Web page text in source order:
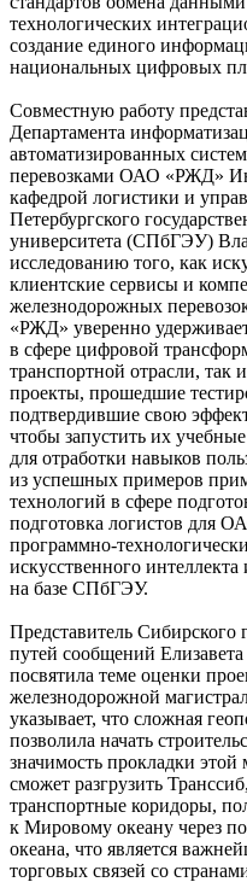
технологических
создание единого
национальных цифровых
Совместную работу
Департамента
автоматизированных
перевозками ОАО «РЖД»
кафедрой логистики и
Петербургского
университета (СПбГЭУ)
исследованию того, как
клиентские сервисы и
железнодорожных
«РЖД» уверенно
в сфере цифровой
транспортной отрасли,
проекты, прошедшие
подтвердившие свою
чтобы запустить их
для отработки навыков
из успешных примеров
технологий в сфере
подготовка логистов для
программно-
искусственного
на базе СПбГЭУ.
Представитель Сибирского
путей сообщений
посвятила теме оценки
железнодорожной
указывает, что сложная
позволила начать
значимость прокладки этой
сможет разгрузить
транспортные коридоры,
к Мировому океану через
океана, что является
торговых связей со